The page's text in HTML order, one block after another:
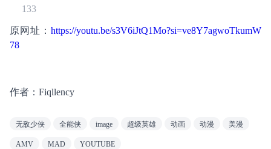
133
原网址： https://youtu.be/s3V6iJtQ1Mo?si=ve8Y7agwoTkumW
78
作者：Fiqllency
无敌少侠 全能侠 image 超级英雄 动画 动漫 美漫
AMV MAD YOUTUBE